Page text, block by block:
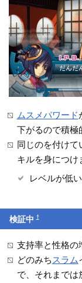
ムスメパワード
下がるので積極
同じのを付けて
キルを身につけ
レベルが低
検証中†
支持率と性格の
どのみち スラム
で、それまでは